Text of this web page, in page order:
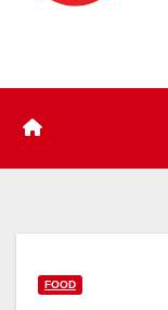
FOOD